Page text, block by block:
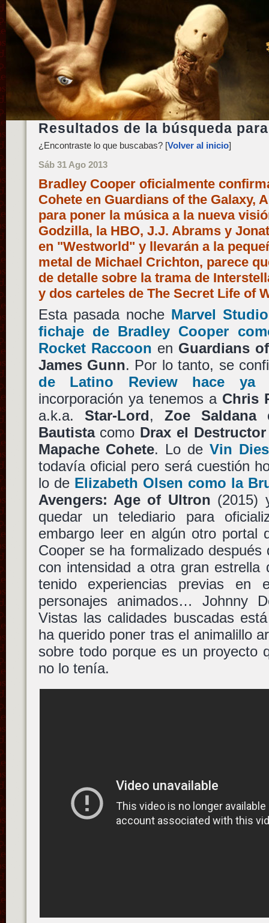
Resultados de la búsqueda
¿Encontraste lo que buscabas? [Volver al inicio]
Sáb 31 Ago 2013
Bradley Cooper oficialmente
Cohete en Guardians of the Galaxy,
para poner la música a la nueva
Godzilla, la HBO, J.J. Abrams y
en "Westworld" y llevarán a la
metal de Michael Crichton, parece
de detalle sobre la trama de
y dos carteles de The Secret Life of
Esta pasada noche Marvel
fichaje de Bradley Cooper
Rocket Raccoon en Guardians
James Gunn. Por lo tanto, se
de Latino Review hace ya
incorporación ya tenemos a Chris
a.k.a. Star-Lord, Zoe Saldana
Bautistacomo Drax el Destructor
Mapache Cohete. Lo deVin
todavía oficial pero será cuestión
lo de Elizabeth Olsen como la
Avengers: Age of Ultron (2015)
quedar un telediario para
embargo leer en algún otro portal
Cooper se ha formalizado
con intensidad a otra gran estrella
tenido experiencias previas
personajes animados… Johnny
Vistas las calidades buscadas
ha querido poner tras el animalillo
sobre todo porque es un proyecto
no lo tenía.